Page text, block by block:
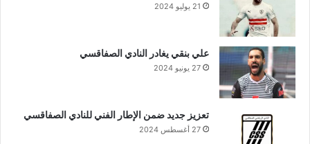
21 يوليو 2024
علي بنقي يغادر النادي الصفاقسي
27 يونيو 2024
تعزيز جديد ضمن الإطار الفني للنادي الصفاقسي
27 أغسطس 2024